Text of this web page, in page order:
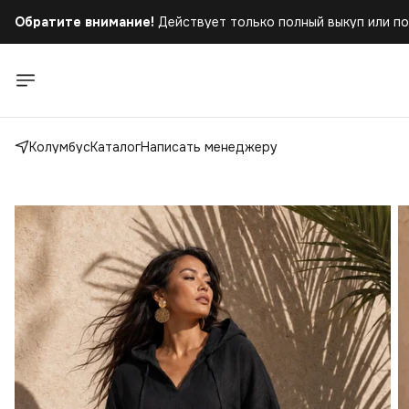
Обратите внимание! Действует только полный выкуп или
Действует только полный выкуп или
КолумбусКаталогНаписать менеджеру